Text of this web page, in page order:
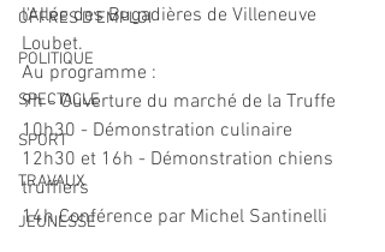
OFFRES D'EMPLOI
POLITIQUE
SPECTACLE
SPORT
TRAVAUX
JEUNESSE
l'Allée des Bugadières de Villeneuve
Loubet.
Au programme :
9h - Ouverture du marché de la Truffe
10h30 - Démonstration culinaire
12h30 et 16h - Démonstration chiens
truffiers
14h Conférence par Michel Santinelli